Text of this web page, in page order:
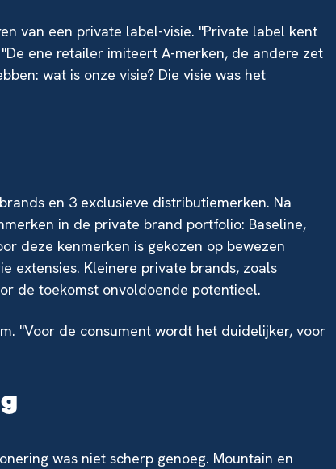
van een private label-visie. "Private label kent
ene retailer imiteert A-merken, de andere zet
wat is onze visie? Die visie was het
en 3 exclusieve distributiemerken. Na
in de private brand portfolio: Baseline,
deze kenmerken is gekozen op bewezen
extensies. Kleinere private brands, zoals
de toekomst onvoldoende potentieel.
"Voor de consument wordt het duidelijker, voor
was niet scherp genoeg. Mountain en